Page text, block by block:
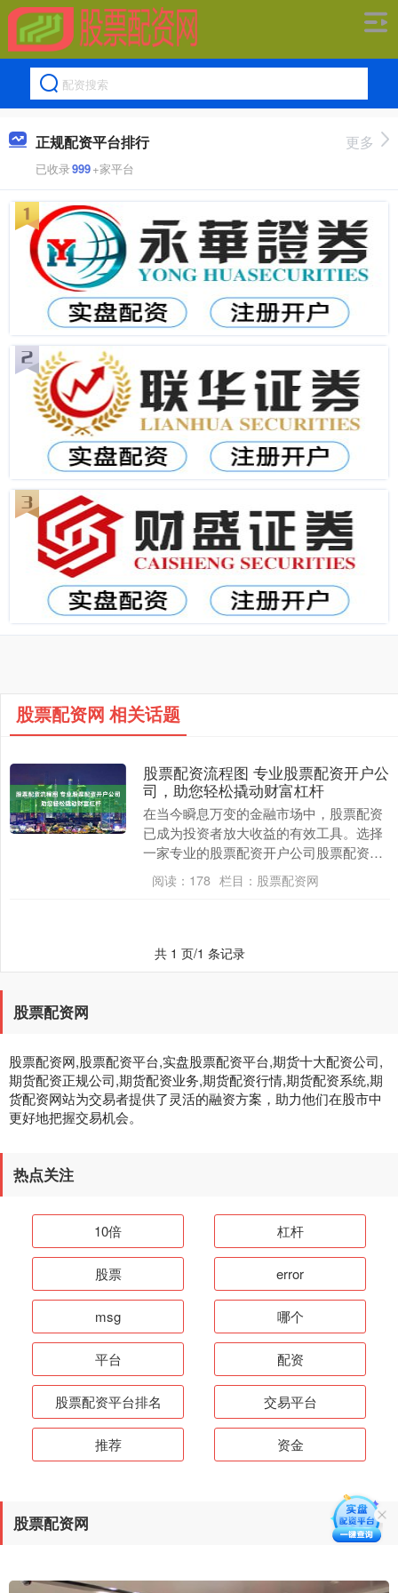
正规配资平台排行
已收录999+家平台
更多
股票配资网 相关话题
股票配资流程图 专业股票配资开户公
司，助您轻松撬动财富杠杆
在当今瞬息万变的金融市场中，股票配资
已成为投资者放大收益的有效工具。选择
一家专业的股票配资开户公司股票配资流
程图至关重要，它将为您提供安全、便捷
和高效的配资服务....
阅读： 178 栏目： 股票配资网
共 1 页/1 条记录
股票配资网
股票配资网,股票配资平台,实盘股票配资平台,期货十大配资公司,
期货配资正规公司,期货配资业务,期货配资行情,期货配资系统,期
货配资网站为交易者提供了灵活的融资方案，助力他们在股市中
更好地把握交易机会。
热点关注
10倍 杠杆
股票 error
msg 哪个
平台 配资
股票配资平台排名 交易平台
推荐 资金
股票配资网